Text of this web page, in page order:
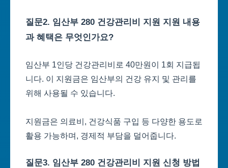
질문2. 임산부 280 건강관리비 지원 지원 내용
과 혜택은 무엇인가요?
임산부 1인당 건강관리비로 40만원이 1회 지급됩
니다. 이 지원금은 임산부의 건강 유지 및 관리를
위해 사용될 수 있습니다.
지원금은 의료비, 건강식품 구입 등 다양한 용도로
활용 가능하며, 경제적 부담을 덜어줍니다.
질문3. 임산부 280 건강관리비 지원 신청 방법